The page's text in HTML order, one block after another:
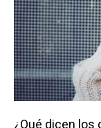
¿Qué dicen